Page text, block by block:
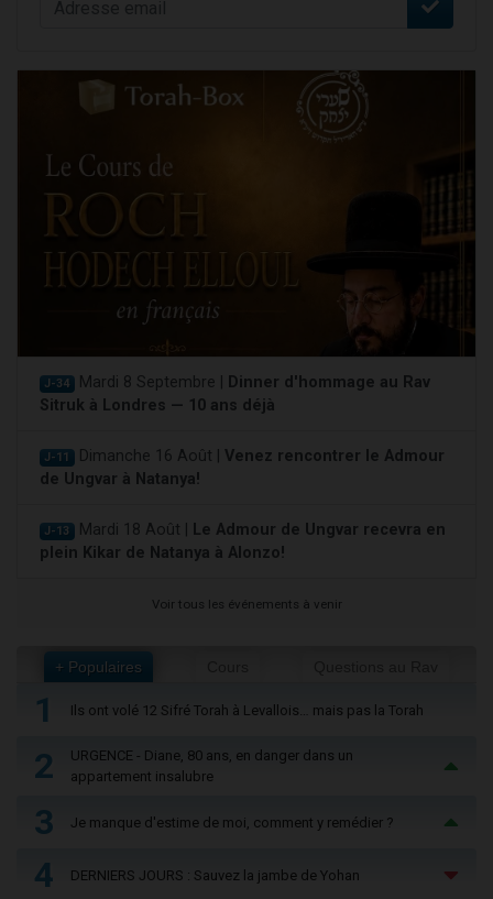
J-34 Mardi 8 Septembre |
Dinner d'hommage au Rav
Sitruk à Londres — 10 ans déjà
J-11 Dimanche 16 Août | Venez rencontrer le Admour
de Ungvar à Natanya!
J-13 Mardi 18 Août |
Le Admour de Ungvar recevra en
plein Kikar de Natanya à Alonzo!
Voir tous les événements à venir
+ Populaires
1 Ils ont volé 12 Sifré Torah à Levallois… mais pas la Torah
2
URGENCE - Diane, 80 ans, en danger dans un
appartement insalubre
3 Je manque d'estime de moi, comment y remédier ?
4 DERNIERS JOURS : Sauvez la jambe de Yohan